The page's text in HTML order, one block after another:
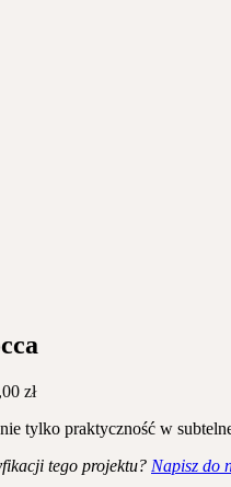
złZakres
od
do
tylko praktyczność w
tego projektu? Napisz do